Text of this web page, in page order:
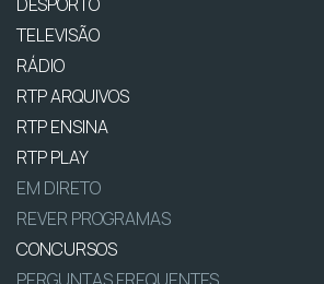
TELEVISÃO
RÁDIO
RTP ARQUIVOS
RTP ENSINA
RTP PLAY
EM DIRETO
REVER PROGRAMAS
CONCURSOS